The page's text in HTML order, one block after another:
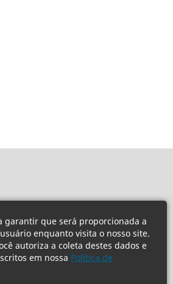
garantir que será proporcionada a
enquanto visita o nosso site.
autoriza a coleta destes dados e
em nossa Política de